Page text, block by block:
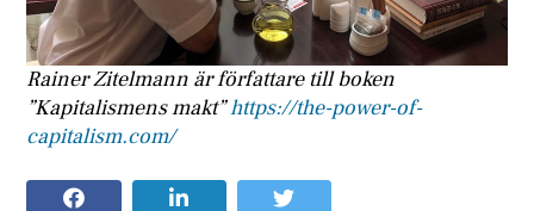
Rainer Zitelmann är författare till boken
”Kapitalismens makt”https://the-power-of-
capitalism.com/